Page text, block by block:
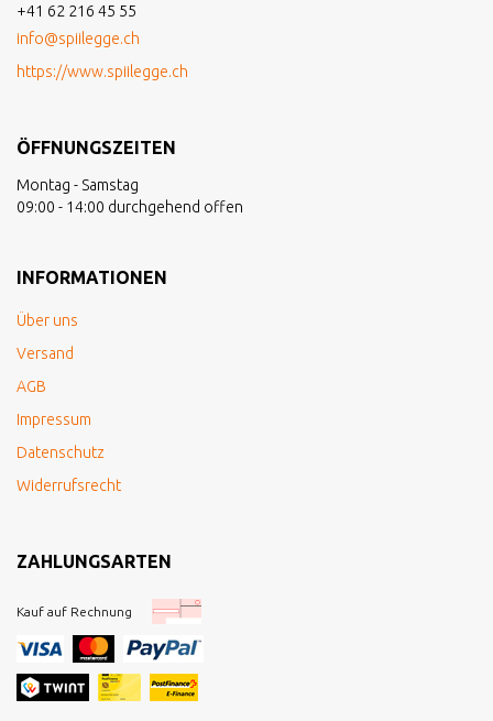
+41 62 216 45 55
info@spiilegge.ch
https://www.spiilegge.ch
ÖFFNUNGSZEITEN
Montag - Samstag
09:00 - 14:00 durchgehend offen
INFORMATIONEN
Über uns
Versand
AGB
Impressum
Datenschutz
Widerrufsrecht
ZAHLUNGSARTEN
Kauf auf Rechnung